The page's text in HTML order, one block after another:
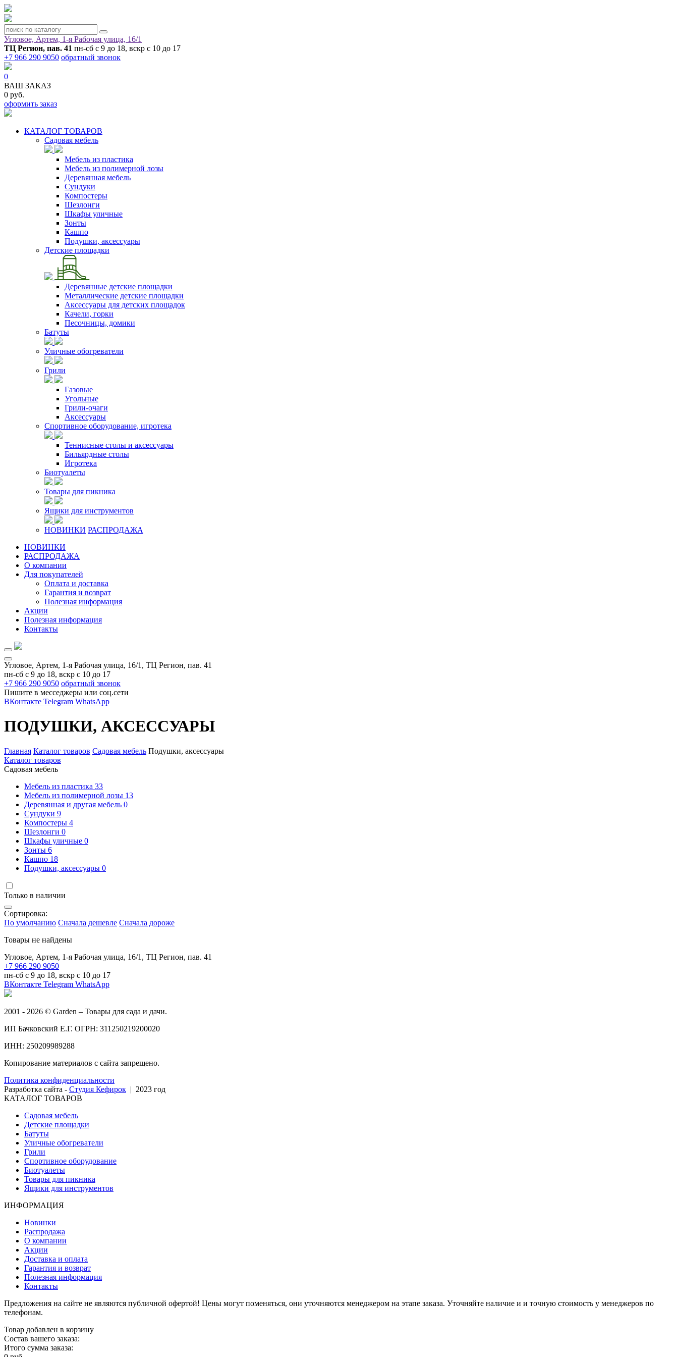
Угловое, Артем, ​1-я Рабочая улица, 16/1
ТЦ Регион, пав. 41 пн-сб с 9 до 18, вскр с 10 до 17
+7 966 290 9050 обратный звонок
0
ВАШ ЗАКАЗ
0 руб.
оформить заказ
КАТАЛОГ ТОВАРОВ
Садовая мебель
Мебель из пластика
Мебель из полимерной лозы
Деревянная мебель
Сундуки
Компостеры
Шезлонги
Шкафы уличные
Зонты
Кашпо
Подушки, аксессуары
Детские площадки
Деревянные детские площадки
Металлические детские площадки
Аксессуары для детских площадок
Качели, горки
Песочницы, домики
Батуты
Уличные обогреватели
Грили
Газовые
Угольные
Грили-очаги
Аксессуары
Спортивное оборудование, игротека
Теннисные столы и аксессуары
Бильярдные столы
Игротека
Биотуалеты
Товары для пикника
Ящики для инструментов
НОВИНКИ РАСПРОДАЖА
НОВИНКИ
РАСПРОДАЖА
О компании
Для покупателей
Оплата и доставка
Гарантия и возврат
Полезная информация
Акции
Полезная информация
Контакты
Угловое, Артем, ​1-я Рабочая улица, 16/1, ТЦ Регион, пав. 41
пн-сб с 9 до 18, вскр с 10 до 17
+7 966 290 9050 обратный звонок
Пишите в месседжеры или соц.сети
ВКонтакте Telegram WhatsApp
ПОДУШКИ, АКСЕССУАРЫ
Главная Каталог товаров Садовая мебель Подушки, аксессуары
Каталог товаров
Садовая мебель
Мебель из пластика 33
Мебель из полимерной лозы 13
Деревянная и другая мебель 0
Сундуки 9
Компостеры 4
Шезлонги 0
Шкафы уличные 0
Зонты 6
Кашпо 18
Подушки, аксессуары 0
Только в наличии
Сортировка:
По умолчанию Сначала дешевле Сначала дороже
Товары не найдены
Угловое, Артем, ​1-я Рабочая улица, 16/1, ТЦ Регион, пав. 41
+7 966 290 9050
пн-сб с 9 до 18, вскр с 10 до 17
ВКонтакте Telegram WhatsApp
2001 - 2026 © Garden – Товары для сада и дачи.
ИП Бачковский Е.Г. ОГРН: 311250219200020
ИНН: 250209989288
Копирование материалов с сайта запрещено.
Политика конфиденциальности
Разработка сайта - Студия Кефирок | 2023 год
КАТАЛОГ ТОВАРОВ
Садовая мебель
Детские площадки
Батуты
Уличные обогреватели
Грили
Спортивное оборудование
Биотуалеты
Товары для пикника
Ящики для инструментов
ИНФОРМАЦИЯ
Новинки
Распродажа
О компании
Акции
Доставка и оплата
Гарантия и возврат
Полезная информация
Контакты
Предложения на сайте не являются публичной офертой! Цены могут поменяться, они уточняются менеджером на этапе заказа. Уточняйте наличие и и точную стоимость у менеджеров по
телефонам.
Товар добавлен в корзину
Состав вашего заказа:
Итого сумма заказа: